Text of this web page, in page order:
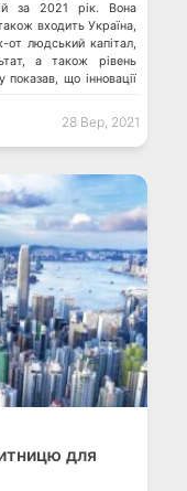
за 2021 рік. Вона
входить Україна,
от людський капітал,
а також рівень
показав, що інновації
28 Вер, 2021
для